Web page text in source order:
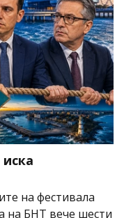
на фестивала
на БНТ вече шести